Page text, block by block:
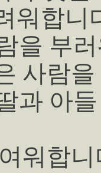
워합니
을 부
사람
과 아
워합